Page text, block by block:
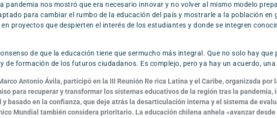
pandemia nos mostró que era necesario innovar y no volver al mismo modelo
para cambiar el rumbo de la educación del país y mostrarle a la población en
proyectos que despierten el interés de los estudiantes y donde se integren
de que la educación tiene que sermucho más integral. Que no solo hay que
formación de los futuros ciudadanos. Es complejo, pero ya hay un acuerdo, una
Antonio Ávila, participó en la III Reunión Re rica Latina y el Caribe, organizada por
para recuperar y transformar los sistemas educativos de la región tras la pandemia,
basado en la confianza, que deje atrás la desarticulación interna y el sistema de
Mundial también considera prioritario. La educación chilena anhela «avanzar